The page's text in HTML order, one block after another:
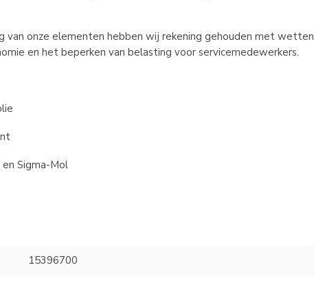
van onze elementen hebben wij rekening gehouden met wetten
en het beperken van belasting voor servicemedewerkers.
Sigma-Mol
15396700